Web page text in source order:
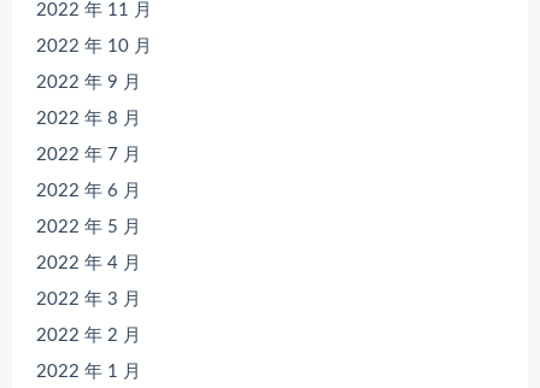
2022 年 11 月
2022 年 10 月
2022 年 9 月
2022 年 8 月
2022 年 7 月
2022 年 6 月
2022 年 5 月
2022 年 4 月
2022 年 3 月
2022 年 2 月
2022 年 1 月